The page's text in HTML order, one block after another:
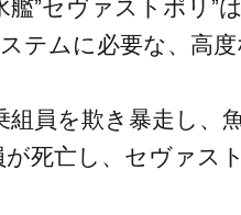
”セヴァストポリ”は
テムに必要な、高
員を欺き暴走し、
死亡し、セヴァス